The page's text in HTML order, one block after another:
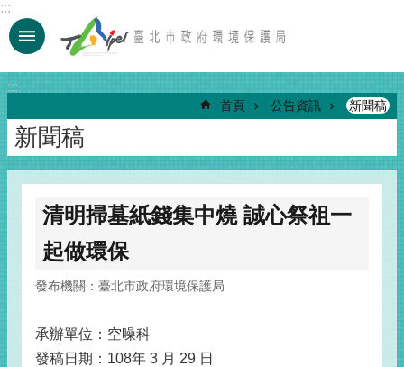
跳到主要內容區塊
:::
:::
首頁 公告資訊 新聞稿
新聞稿
清明掃墓紙錢集中燒 誠心祭祖一
起做環保
發布機關：臺北市政府環境保護局
承辦單位：空噪科
發稿日期：108年 3 月 29 日